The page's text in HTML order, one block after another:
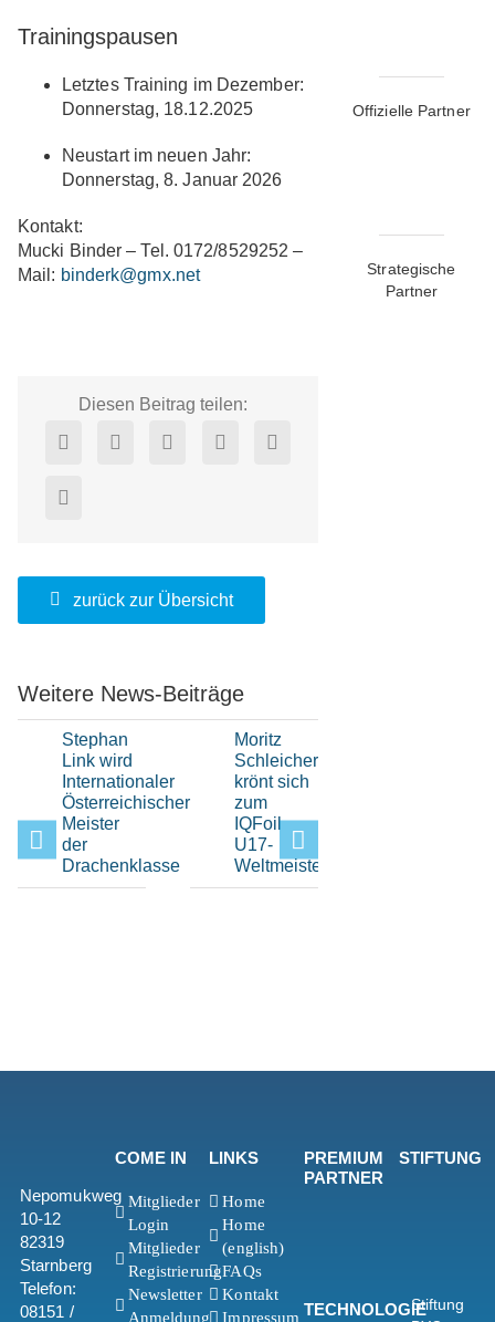
Trainingspausen
Letztes Training im Dezember:
Donnerstag, 18.12.2025
Neustart im neuen Jahr:
Donnerstag, 8. Januar 2026
Kontakt:
Mucki Binder – Tel. 0172/8529252 –
Mail: binderk@gmx.net
Diesen Beitrag teilen:
zurück zur Übersicht
Weitere News-Beiträge
Stephan
Link wird
Internationaler
Österreichischer
Meister
der
Drachenklasse
Moritz
Schleicher
krönt sich
zum
IQFoil
U17-
Weltmeister
Offizielle Partner
Strategische
Partner
Nepomukweg
10-12
82319
Starnberg
Telefon:
08151 /
COME IN
Mitglieder
Login
Mitglieder
Registrierung
Newsletter
Anmeldung
LINKS
Home
Home
(english)
FAQs
Kontakt
Impressum
PREMIUM
PARTNER
TECHNOLOGIE
STIFTUNG
Stiftung